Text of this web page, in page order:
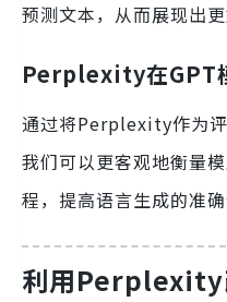
预测文本，从而展现出更
Perplexity在GPT
通过将Perplexity作为评
我们可以更客观地衡量
程，提高语言生成的准确
利用Perplexity